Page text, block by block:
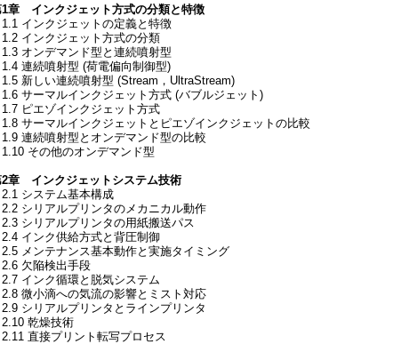
1章 インクジェット方式の分類と特徴
インクジェットの定義と特徴
インクジェット方式の分類
オンデマンド型と連続噴射型
連続噴射型 (荷電偏向制御型)
新しい連続噴射型 (Stream，UltraStream)
サーマルインクジェット方式 (バブルジェット)
ピエゾインクジェット方式
サーマルインクジェットとピエゾインクジェットの比較
連続噴射型とオンデマンド型の比較
その他のオンデマンド型
2章 インクジェットシステム技術
システム基本構成
シリアルプリンタのメカニカル動作
シリアルプリンタの用紙搬送パス
インク供給方式と背圧制御
メンテナンス基本動作と実施タイミング
欠陥検出手段
インク循環と脱気システム
微小滴への気流の影響とミスト対応
シリアルプリンタとラインプリンタ
乾燥技術
直接プリント転写プロセス